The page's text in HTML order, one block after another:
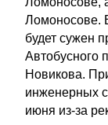
Ломоносове.
будет сужен
Автобусного
Новикова.
инженерных
июня из-за